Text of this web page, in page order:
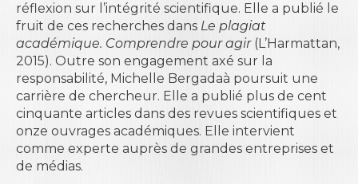
réflexion sur l’intégrité scientifique. Elle a publié le
fruit de ces recherches dans Le plagiat
académique. Comprendre pour agir(L’Harmattan,
2015). Outre son engagement axé sur la
responsabilité, Michelle Bergadaà poursuit une
carrière de chercheur. Elle a publié plus de cent
cinquante articles dans des revues scientifiques et
onze ouvrages académiques. Elle intervient
comme experte auprès de grandes entreprises et
de médias.